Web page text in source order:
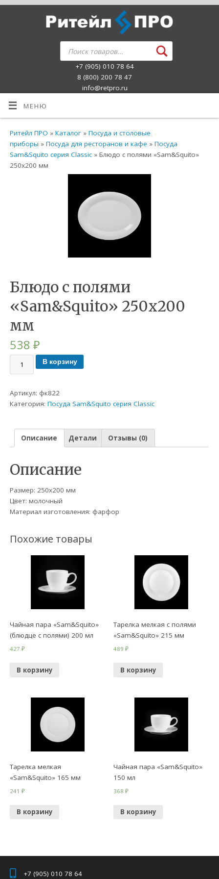
+7 (905) 010 78 64
8 (800) 200 78 47
info@retpro.ru
МЕНЮ
Ритейл ПРО »Каталог »Посуда и столовые
приборы »Посуда для ресторанов и кафе »Посуда
Sam&Squito серия Classic » Блюдо с полями «Sam&Squito»
250х200 мм
Блюдо с полями
«Sam&Squito» 250х200
мм
538₽
В корзину
Артикул: фк822
Категория:Посуда Sam&Squito серия Classic
Описание Детали Отзывы (0)
Описание
Размер: 250х200 мм
Цвет: молочный
Материал изготовления: фарфор
Похожие товары
Чайная пара «Sam&Squito»
(блюдце с полями) 200 мл
427₽
В корзину
Тарелка мелкая с полями
«Sam&Squito» 215 мм
489₽
В корзину
Тарелка мелкая
«Sam&Squito» 165 мм
241₽
В корзину
Чайная пара «Sam&Squito»
150 мл
368₽
В корзину
+7 (905) 010 78 64